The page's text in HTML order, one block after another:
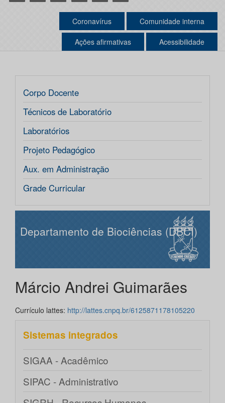
Coronavírus Comunidade interna
Ações afirmativas Acessibilidade
Corpo Docente
Técnicos de Laboratório
Laboratórios
Projeto Pedagógico
Aux. em Administração
Grade Curricular
Departamento de Biociências (DBCI)
Márcio Andrei Guimarães
Currículo lattes: http://lattes.cnpq.br/6125871178105220
Sistemas integrados
SIGAA - Acadêmico
SIPAC - Administrativo